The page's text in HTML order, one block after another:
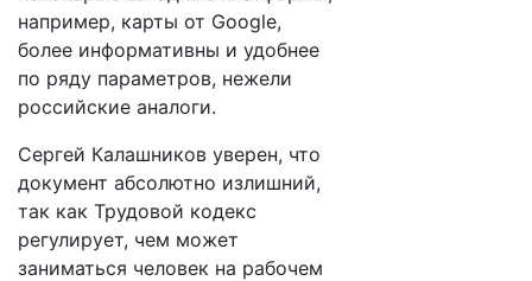
например, карты от Google,
более информативны и удобнее
по ряду параметров, нежели
российские аналоги.
Сергей Калашников уверен, что
документ абсолютно излишний,
так как Трудовой кодекс
регулирует, чем может
заниматься человек на рабочем